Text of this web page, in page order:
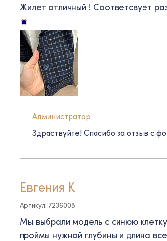
Жилет отличный ! Соответсвует
Администратор
Здраствуйте! Спасибо за отзыв с
Евгения К
Артикул: 7236008
Мы выбрали модель с синюю
проймы нужной глубины и длина